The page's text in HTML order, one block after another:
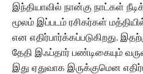
இந்தியாவில் நான்கு நாட்கள்
மூலம் இப்படம் ரசிகர்கள்
என எதிர்பார்க்கப்படுகிறது.
தேதி இஃப்தார் பண்டிகையும்
இது ஏதுவாக இருக்குமென